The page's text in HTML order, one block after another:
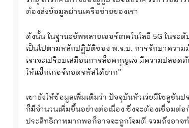
ต้องส่งข้อมูลผ่านเครือข่ายของเรา
ดังนั้น ในฐานะซัพพลายเออร์เทคโนโลยี 5G ใน
เป็นไปตามหลักปฏิบัติของ พ.ร.บ. การรักษาความ
เราจะเปรียบเสมือนการล็อคกุญแจ มีความปลอ
ให้แฮ็กเกอร์ถอดรหัสได้ยาก”
เขายังให้ข้อมูลเพิ่มเติมว่า ปัจจุบันหัวเว่ยมีโซลูชั
ก็มีจำนวนเพิ่มขึ้นอย่างต่อเนื่อง ซึ่งจะต้องเชื่อม
ประสิทธิภาพมากพอก็อาจจะถูกโจมตี รวมถึงอาจ